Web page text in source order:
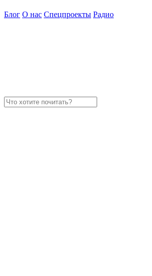
Блог О нас Спецпроекты Радио